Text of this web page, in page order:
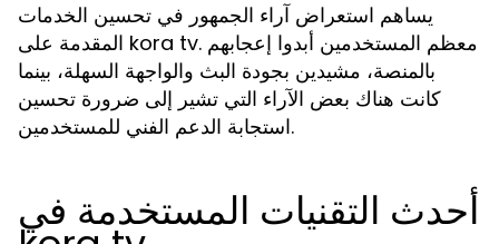
يساهم استعراض آراء الجمهور في تحسين الخدمات
المقدمة على kora tv. معظم المستخدمين أبدوا إعجابهم
بالمنصة، مشيدين بجودة البث والواجهة السهلة، بينما
كانت هناك بعض الآراء التي تشير إلى ضرورة تحسين
استجابة الدعم الفني للمستخدمين.
أحدث التقنيات المستخدمة في